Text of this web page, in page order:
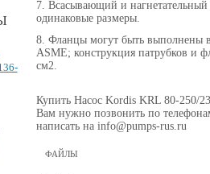
7. Всасывающий и
одинаковые размеры.
8. Фланцы могут быть выполнены
ASME; конструкция патрубков и
см2.
Купить Насос Kordis KRL 80-250/
Вам нужно позвонить по
написать на info@pumps-rus.ru
ФАЙЛЫ